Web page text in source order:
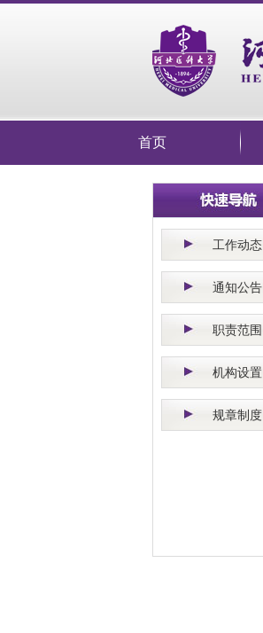
首页
工作动态
通知公告
职责范围
机构设置
规章制度